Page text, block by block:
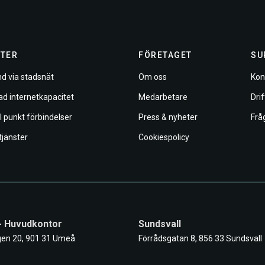
via stadsnät
internetkapacitet
punkt förbindelser
FÖRETAGET
Om oss
Medarbetare
Press & nyheter
Cookiespolicy
Huvudkontor
20, 901 31 Umeå
Sundsvall
Förrådsgatan 8, 856 33 Sundsvall